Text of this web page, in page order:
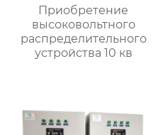
Приобретение
высоковольтного
распределительного
устройства 10 кв